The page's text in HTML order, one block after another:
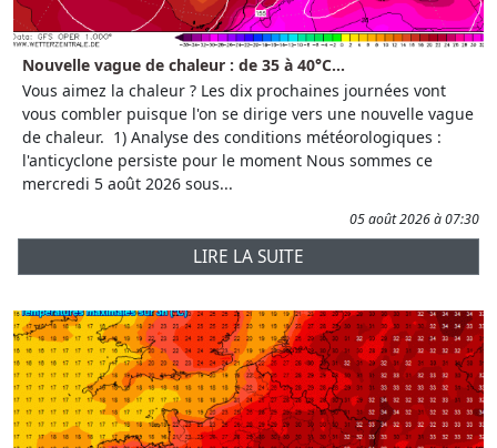
Nouvelle vague de chaleur : de 35 à 40°C...
Vous aimez la chaleur ? Les dix prochaines journées vont
vous combler puisque l'on se dirige vers une nouvelle vague
de chaleur. 1) Analyse des conditions météorologiques :
l'anticyclone persiste pour le moment Nous sommes ce
mercredi 5 août 2026 sous...
05 août 2026 à 07:30
LIRE LA SUITE